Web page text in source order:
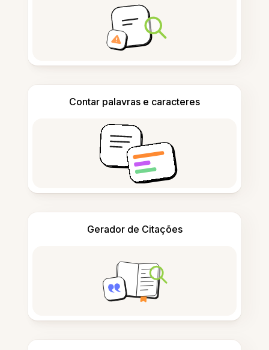
Contar palavras e caracteres
Gerador de Citações